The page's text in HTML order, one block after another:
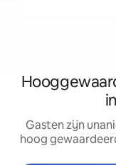
Gasten zijn
hoog